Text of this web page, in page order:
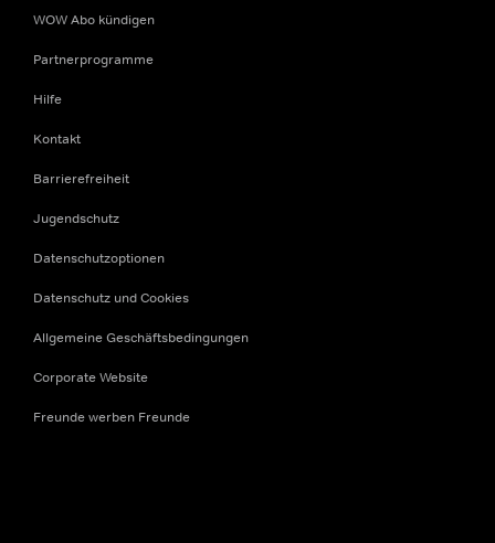
WOW Abo kündigen
Partnerprogramme
Hilfe
Kontakt
Barrierefreiheit
Jugendschutz
Datenschutzoptionen
Datenschutz und Cookies
Allgemeine Geschäftsbedingungen
Corporate Website
Freunde werben Freunde